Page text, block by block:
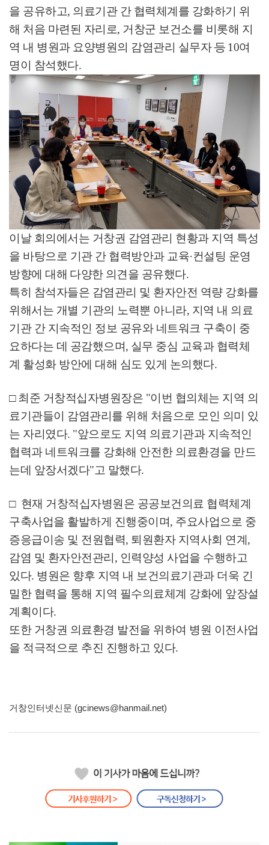
을 공유하고, 의료기관 간 협력체계를 강화하기 위
해 처음 마련된 자리로, 거창군 보건소를 비롯해 지
역 내 병원과 요양병원의 감염관리 실무자등 10여
명이 참석했다.
이날 회의에서는 거창권 감염관리 현황과 지역 특성
을 바탕으로 기관 간 협력방안과 교육·컨설팅 운영
방향에 대해 다양한 의견을 공유했다.
특히 참석자들은 감염관리 및 환자안전 역량 강화를
위해서는 개별 기관의 노력뿐 아니라, 지역 내 의료
기관 간 지속적인 정보 공유와 네트워크 구축이 중
요하다는 데 공감했으며, 실무 중심 교육과 협력체
계 활성화 방안에 대해 심도 있게 논의했다.
□최준 거창적십자병원장은 "이번 협의체는 지역 의
료기관들이 감염관리를 위해 처음으로 모인 의미 있
는 자리였다. "앞으로도 지역 의료기관과 지속적인
협력과 네트워크를 강화해 안전한 의료환경을 만드
는데 앞장서겠다"고 말했다.
□ 현재 거창적십자병원은 공공보건의료 협력체계
구축사업을 활발하게 진행중이며, 주요사업으로 중
증응급이송 및 전원협력, 퇴원환자 지역사회 연계,
감염 및 환자안전관리, 인력양성 사업을 수행하고
있다. 병원은 향후 지역 내 보건의료기관과 더욱 긴
밀한 협력을 통해 지역 필수의료체계 강화에 앞장설
계획이다.
또한 거창권 의료환경 발전을 위하여 병원 이전사업
을 적극적으로 추진 진행하고 있다.
거창인터넷신문 (gcinews@hanmail.net)